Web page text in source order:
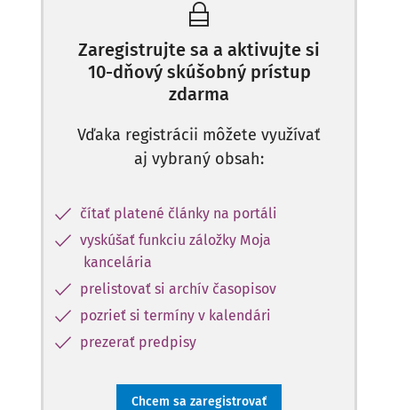
Zaregistrujte sa a aktivujte si
10-dňový skúšobný prístup
zdarma
Vďaka registrácii môžete využívať
aj vybraný obsah:
čítať platené články na portáli
vyskúšať funkciu záložky Moja
kancelária
prelistovať si archív časopisov
pozrieť si termíny v kalendári
prezerať predpisy
Chcem sa zaregistrovať